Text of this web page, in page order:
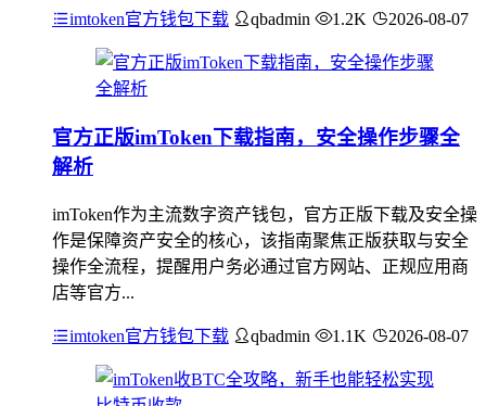
imtoken官方钱包下载 qbadmin 1.2K 2026-08-07
官方正版imToken下载指南，安全操作步骤全
解析
imToken作为主流数字资产钱包，官方正版下载及安全操
作是保障资产安全的核心，该指南聚焦正版获取与安全
操作全流程，提醒用户务必通过官方网站、正规应用商
店等官方...
imtoken官方钱包下载 qbadmin 1.1K 2026-08-07